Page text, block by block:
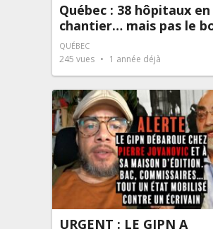
Québec : 38 hôpitaux en
chantier… mais pas le
QUÉBEC
245 vues 1 année déjà
URGENT : LE GIPN A